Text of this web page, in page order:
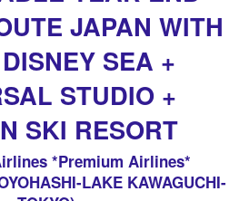
JAPAN WITH
SEA +
STUDIO +
SKI RESORT
*Premium Airlines*
LAKE KAWAGUCHI-